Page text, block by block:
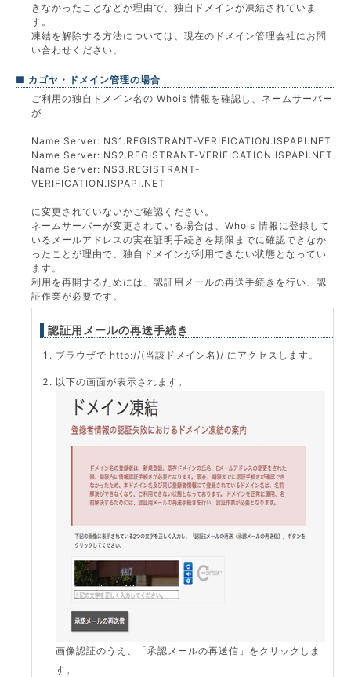
きなかったことなどが理由で、独自ドメインが凍結されていま
す。
凍結を解除する方法については、現在のドメイン管理会社にお問
い合わせください。
■ カゴヤ・ドメイン管理の場合
ご利用の独自ドメイン名の Whois 情報を確認し、ネームサーバー
が
Name Server: NS1.REGISTRANT-VERIFICATION.ISPAPI.NET
Name Server: NS2.REGISTRANT-VERIFICATION.ISPAPI.NET
Name Server: NS3.REGISTRANT-
VERIFICATION.ISPAPI.NET
に変更されていないかご確認ください。
ネームサーバーが変更されている場合は、Whois 情報に登録して
いるメールアドレスの実在証明手続きを期限までに確認できなか
ったことが理由で、独自ドメインが利用できない状態となってい
ます。
利用を再開するためには、認証用メールの再送手続きを行い、認
証作業が必要です。
認証用メールの再送手続き
ブラウザで http://(当該ドメイン名)/ にアクセスします。
以下の画面が表示されます。
画像認証のうえ、「承認メールの再送信」をクリックしま
す。